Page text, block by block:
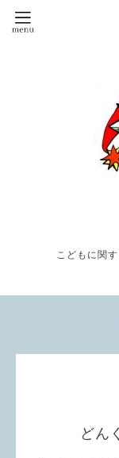
こどもに関
どん